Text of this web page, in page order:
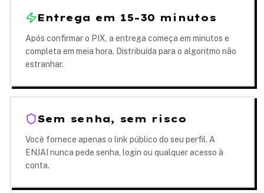
Entrega em 15-30 minutos
Após confirmar o PIX, a entrega começa em minutos e
completa em meia hora. Distribuída para o algoritmo não
estranhar.
Sem senha, sem risco
Você fornece apenas o link público do seu perfil. A
ENJAI nunca pede senha, login ou qualquer acesso à
conta.